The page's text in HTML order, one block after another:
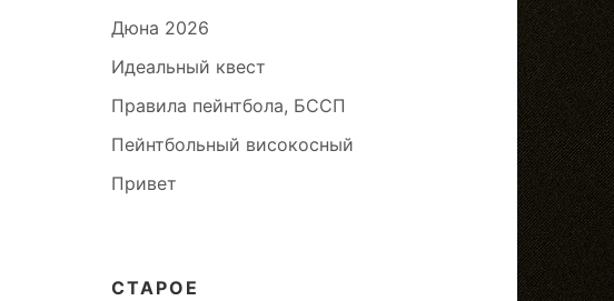
Дюна 2026
Идеальный квест
Правила пейнтбола, БССП
Пейнтбольный високосный
Привет
СТАРОЕ